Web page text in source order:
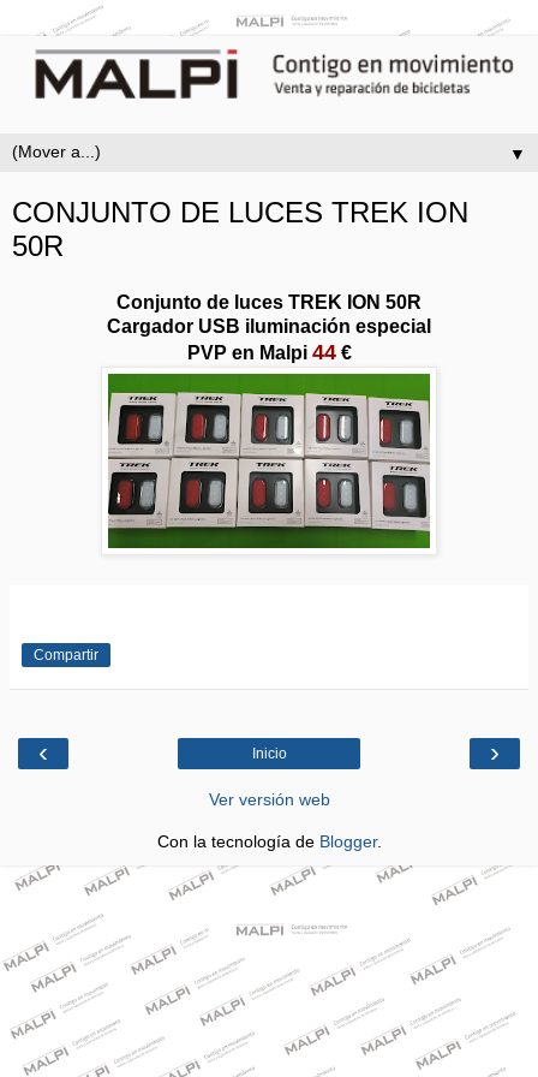
▼
CONJUNTO DE LUCES TREK ION
50R
Conjunto de luces TREK ION 50R
Cargador USB iluminación especial
PVP en Malpi 44€
Compartir
‹ ›
Inicio
Ver versión web
Con la tecnología de Blogger.